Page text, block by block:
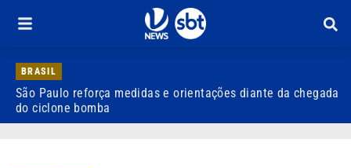
BRASIL
São Paulo reforça medidas e orientações diante da chegada
do ciclone bomba